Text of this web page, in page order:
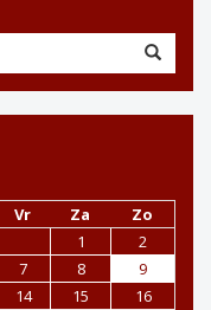
Vr Za
Zo
1
2
7 8
9
14 15
16